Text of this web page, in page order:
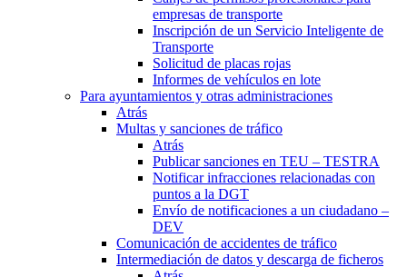
empresas de transporte
Inscripción de un Servicio Inteligente de
Transporte
Solicitud de placas rojas
Informes de vehículos en lote
Para ayuntamientos y otras administraciones
Atrás
Multas y sanciones de tráfico
Atrás
Publicar sanciones en TEU – TESTRA
Notificar infracciones relacionadas con
puntos a la DGT
Envío de notificaciones a un ciudadano –
DEV
Comunicación de accidentes de tráfico
Intermediación de datos y descarga de ficheros